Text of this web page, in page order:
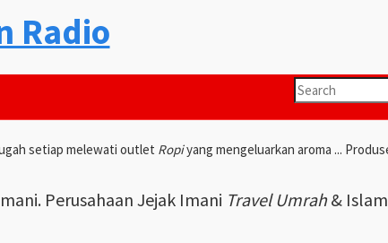
Radio
setiap melewati outlet Ropiyang mengeluarkan aroma ...
Perusahaan Jejak Imani Travel Umrah&